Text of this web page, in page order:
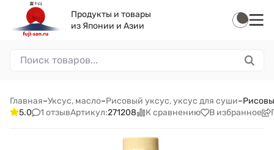
Продукты и товары
из Японии и Азии
Главная–Уксус, масло–Рисовый уксус, уксус для суши–
5.0
1 отзывАртикул:271208 К сравнению В избранное